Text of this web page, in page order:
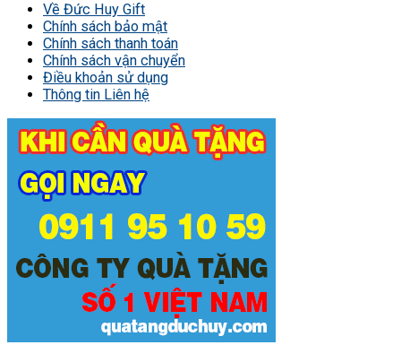
Về Đức Huy Gift
Chính sách bảo mật
Chính sách thanh toán
Chính sách vận chuyển
Điều khoản sử dụng
Thông tin Liên hệ